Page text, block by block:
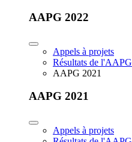
AAPG 2022
Appels à projets
Résultats de l'AAPG
AAPG 2021
AAPG 2021
Appels à projets